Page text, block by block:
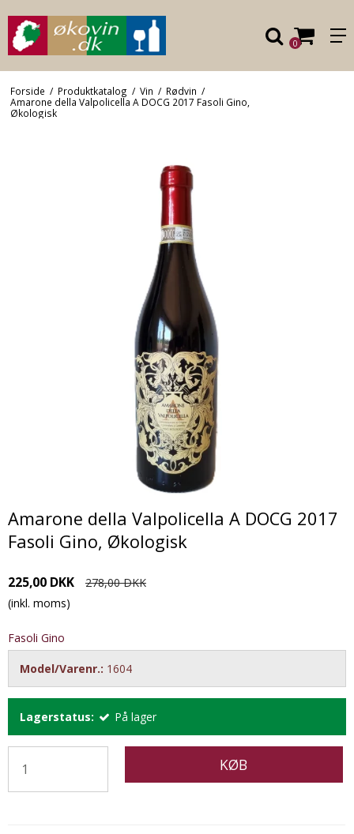
0
Forside / Produktkatalog / Vin / Rødvin /
Amarone della Valpolicella A DOCG 2017 Fasoli Gino,
Økologisk
Amarone della Valpolicella A DOCG 2017
Fasoli Gino, Økologisk
225,00 DKK
278,00 DKK
(inkl. moms)
Fasoli Gino
Model/Varenr.: 1604
Lagerstatus: På lager
KØB